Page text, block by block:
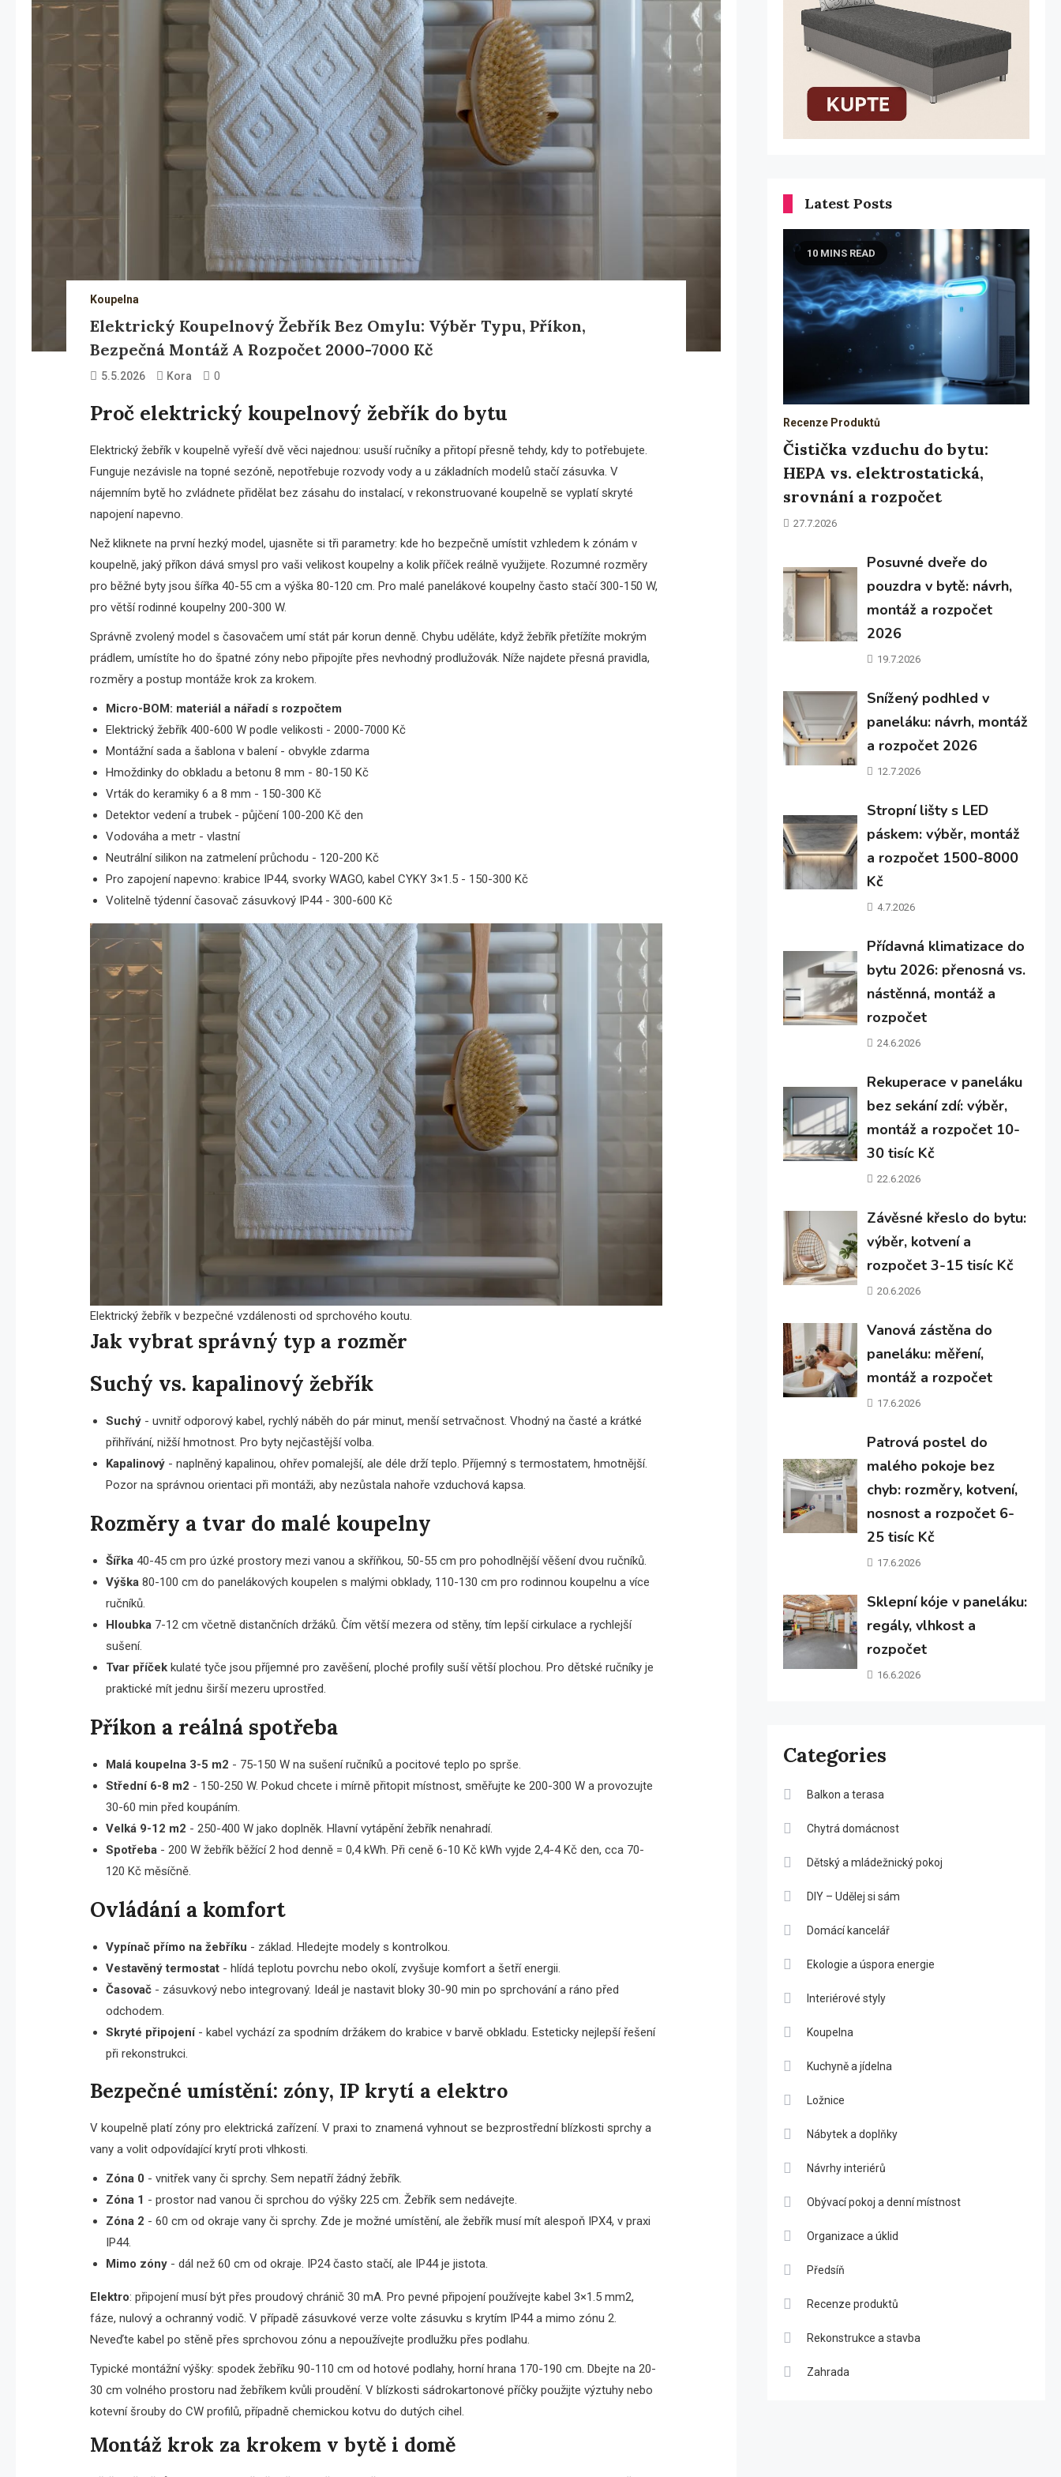
Koupelna
Elektrický Koupelnový Žebřík Bez Omylu: Výběr Typu, Příkon,
Bezpečná Montáž A Rozpočet 2000-7000 Kč
5.5.2026 Kora 0
Proč elektrický koupelnový žebřík do bytu
Elektrický žebřík v koupelně vyřeší dvě věci najednou: usuší ručníky a přitopí přesně tehdy, kdy to potřebujete.
Funguje nezávisle na topné sezóně, nepotřebuje rozvody vody a u základních modelů stačí zásuvka. V
nájemním bytě ho zvládnete přidělat bez zásahu do instalací, v rekonstruované koupelně se vyplatí skryté
napojení napevno.
Než kliknete na první hezký model, ujasněte si tři parametry: kde ho bezpečně umístit vzhledem k zónám v
koupelně, jaký příkon dává smysl pro vaši velikost koupelny a kolik příček reálně využijete. Rozumné rozměry
pro běžné byty jsou šířka 40-55 cm a výška 80-120 cm. Pro malé panelákové koupelny často stačí 300-150 W,
pro větší rodinné koupelny 200-300 W.
Správně zvolený model s časovačem umí stát pár korun denně. Chybu uděláte, když žebřík přetížíte mokrým
prádlem, umístíte ho do špatné zóny nebo připojíte přes nevhodný prodlužovák. Níže najdete přesná pravidla,
rozměry a postup montáže krok za krokem.
Micro-BOM: materiál a nářadí s rozpočtem
Elektrický žebřík 400-600 W podle velikosti - 2000-7000 Kč
Montážní sada a šablona v balení - obvykle zdarma
Hmoždinky do obkladu a betonu 8 mm - 80-150 Kč
Vrták do keramiky 6 a 8 mm - 150-300 Kč
Detektor vedení a trubek - půjčení 100-200 Kč den
Vodováha a metr - vlastní
Neutrální silikon na zatmelení průchodu - 120-200 Kč
Pro zapojení napevno: krabice IP44, svorky WAGO, kabel CYKY 3×1.5 - 150-300 Kč
Volitelně týdenní časovač zásuvkový IP44 - 300-600 Kč
Elektrický žebřík v bezpečné vzdálenosti od sprchového koutu.
Jak vybrat správný typ a rozměr
Suchý vs. kapalinový žebřík
Suchý- uvnitř odporový kabel, rychlý náběh do pár minut, menší setrvačnost. Vhodný na časté a krátké
přihřívání, nižší hmotnost. Pro byty nejčastější volba.
Kapalinový- naplněný kapalinou, ohřev pomalejší, ale déle drží teplo. Příjemný s termostatem, hmotnější.
Pozor na správnou orientaci při montáži, aby nezůstala nahoře vzduchová kapsa.
Rozměry a tvar do malé koupelny
Šířka40-45 cm pro úzké prostory mezi vanou a skříňkou, 50-55 cm pro pohodlnější věšení dvou ručníků.
Výška80-100 cm do panelákových koupelen s malými obklady, 110-130 cm pro rodinnou koupelnu a více
ručníků.
Hloubka7-12 cm včetně distančních držáků. Čím větší mezera od stěny, tím lepší cirkulace a rychlejší
sušení.
Tvar příčekkulaté tyče jsou příjemné pro zavěšení, ploché profily suší větší plochou. Pro dětské ručníky je
praktické mít jednu širší mezeru uprostřed.
Příkon a reálná spotřeba
Malá koupelna 3-5 m2 - 75-150 W na sušení ručníků a pocitové teplo po sprše.
Střední 6-8 m2 - 150-250 W. Pokud chcete i mírně přitopit místnost, směřujte ke 200-300 W a provozujte
30-60 min před koupáním.
Velká 9-12 m2 - 250-400 W jako doplněk. Hlavní vytápění žebřík nenahradí.
Spotřeba- 200 W žebřík běžící 2 hod denně = 0,4 kWh. Při ceně 6-10 Kč kWh vyjde 2,4-4 Kč den, cca 70-
120 Kč měsíčně.
Ovládání a komfort
Vypínač přímo na žebříku - základ. Hledejte modely s kontrolkou.
Vestavěný termostat- hlídá teplotu povrchu nebo okolí, zvyšuje komfort a šetří energii.
Časovač- zásuvkový nebo integrovaný. Ideál je nastavit bloky 30-90 min po sprchování a ráno před
odchodem.
Skryté připojení- kabel vychází za spodním držákem do krabice v barvě obkladu. Esteticky nejlepší řešení
při rekonstrukci.
Bezpečné umístění: zóny, IP krytí a elektro
V koupelně platí zóny pro elektrická zařízení. V praxi to znamená vyhnout se bezprostřední blízkosti sprchy a
vany a volit odpovídající krytí proti vlhkosti.
Zóna 0 - vnitřek vany či sprchy. Sem nepatří žádný žebřík.
Zóna 1 - prostor nad vanou či sprchou do výšky 225 cm. Žebřík sem nedávejte.
Zóna 2 - 60 cm od okraje vany či sprchy. Zde je možné umístění, ale žebřík musí mít alespoň IPX4, v praxi
IP44.
Mimo zóny- dál než 60 cm od okraje. IP24 často stačí, ale IP44 je jistota.
Elektro: připojení musí být přes proudový chránič 30 mA. Pro pevné připojení používejte kabel 3×1.5 mm2,
fáze, nulový a ochranný vodič. V případě zásuvkové verze volte zásuvku s krytím IP44 a mimo zónu 2.
Neveďte kabel po stěně přes sprchovou zónu a nepoužívejte prodlužku přes podlahu.
Typické montážní výšky: spodek žebříku 90-110 cm od hotové podlahy, horní hrana 170-190 cm. Dbejte na 20-
30 cm volného prostoru nad žebříkem kvůli proudění. V blízkosti sádrokartonové příčky použijte výztuhy nebo
kotevní šrouby do CW profilů, případně chemickou kotvu do dutých cihel.
Montáž krok za krokem v bytě i domě
Latest Posts
10 MINS READ
Recenze Produktů
Čistička vzduchu do bytu:
HEPA vs. elektrostatická,
srovnání a rozpočet
27.7.2026
Posuvné dveře do
pouzdra v bytě: návrh,
montáž a rozpočet
2026
19.7.2026
Snížený podhled v
paneláku: návrh, montáž
a rozpočet 2026
12.7.2026
Stropní lišty s LED
páskem: výběr, montáž
a rozpočet 1500-8000
Kč
4.7.2026
Přídavná klimatizace do
bytu 2026: přenosná vs.
nástěnná, montáž a
rozpočet
24.6.2026
Rekuperace v paneláku
bez sekání zdí: výběr,
montáž a rozpočet 10-
30 tisíc Kč
22.6.2026
Závěsné křeslo do bytu:
výběr, kotvení a
rozpočet 3-15 tisíc Kč
20.6.2026
Vanová zástěna do
paneláku: měření,
montáž a rozpočet
17.6.2026
Patrová postel do
malého pokoje bez
chyb: rozměry, kotvení,
nosnost a rozpočet 6-
25 tisíc Kč
17.6.2026
Sklepní kóje v paneláku:
regály, vlhkost a
rozpočet
16.6.2026
Categories
Balkon a terasa
Chytrá domácnost
Dětský a mládežnický pokoj
DIY – Udělej si sám
Domácí kancelář
Ekologie a úspora energie
Interiérové styly
Koupelna
Kuchyně a jídelna
Ložnice
Nábytek a doplňky
Návrhy interiérů
Obývací pokoj a denní místnost
Organizace a úklid
Předsíň
Recenze produktů
Rekonstrukce a stavba
Zahrada